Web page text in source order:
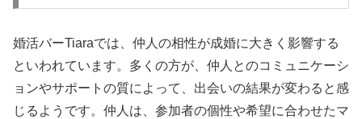
婚活バーTiaraでは、仲人の相性が成婚に大きく影響する
といわれています。多くの方が、仲人とのコミュニケーシ
ョンやサポートの質によって、出会いの結果が変わると感
じるようです。仲人は、参加者の個性や希望に合わせたマ